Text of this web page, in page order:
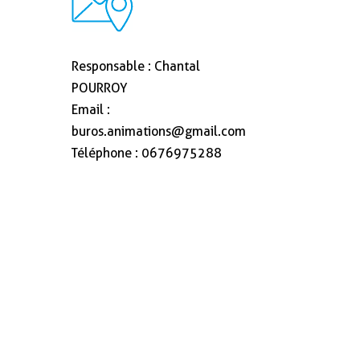
Responsable : Chantal
POURROY
Email :
buros.animations@gmail.com
Téléphone : 0676975288